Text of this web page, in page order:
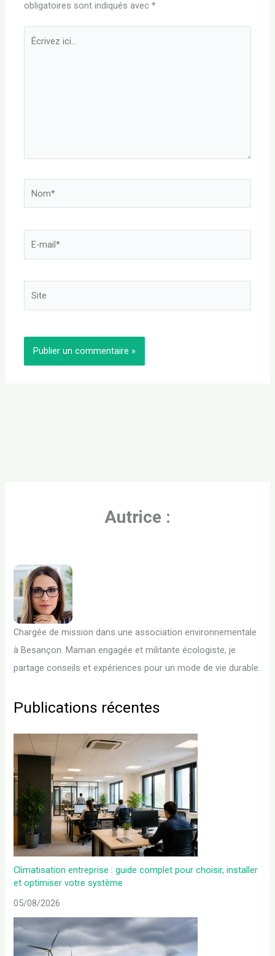
obligatoires sont indiqués avec*
Écrivez
ici…
mail*
Autrice :
Chargée de mission dans une association environnementale
à Besançon. Maman engagée et militante écologiste, je
partage conseils et expériences pour un mode de vie durable.
Publications récentes
Climatisation entreprise : guide complet pour choisir, installer
et optimiser votre système
05/08/2026